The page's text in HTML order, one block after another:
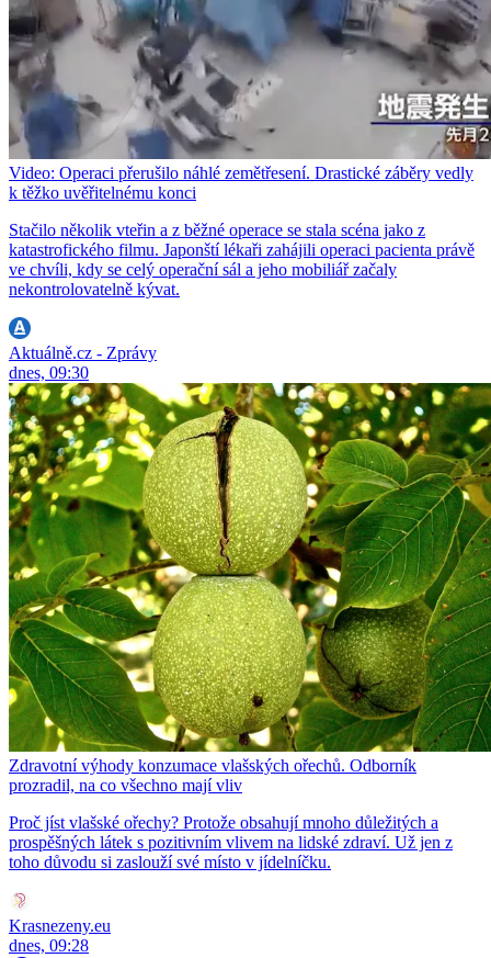
Video: Operaci přerušilo náhlé zemětřesení. Drastické záběry vedly
k těžko uvěřitelnému konci
Stačilo několik vteřin a z běžné operace se stala scéna jako z
katastrofického filmu. Japonští lékaři zahájili operaci pacienta právě
ve chvíli, kdy se celý operační sál a jeho mobiliář začaly
nekontrolovatelně kývat.
Aktuálně.cz - Zprávy
dnes, 09:30
Zdravotní výhody konzumace vlašských ořechů. Odborník
prozradil, na co všechno mají vliv
Proč jíst vlašské ořechy? Protože obsahují mnoho důležitých a
prospěšných látek s pozitivním vlivem na lidské zdraví. Už jen z
toho důvodu si zaslouží své místo v jídelníčku.
Krasnezeny.eu
dnes, 09:28